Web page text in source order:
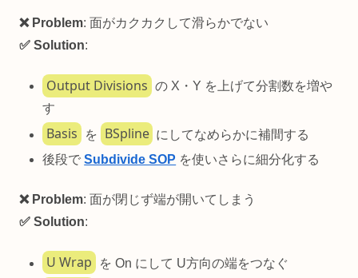
❌ Problem: 面がカクカクして滑らかでない
✅ Solution:
Output Divisions の X・Y を上げて分割数を増や
す
Basis を BSpline にしてなめらかに補間する
後段でSubdivide SOP を使いさらに細分化する
❌ Problem: 面が閉じず端が開いてしまう
✅ Solution:
U Wrap を On にして U方向の端をつなぐ